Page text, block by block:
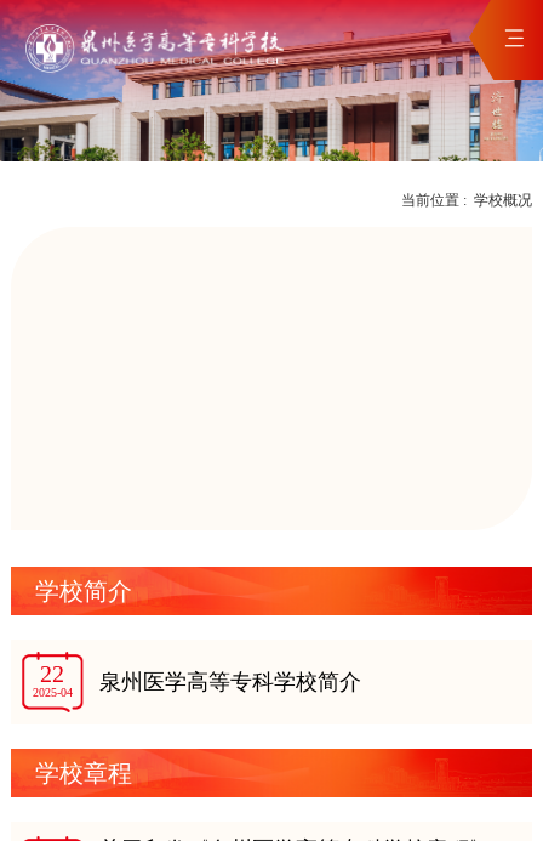
当前位置 :学校概况
学校简介
22
2025-04 泉州医学高等专科学校简介
学校章程